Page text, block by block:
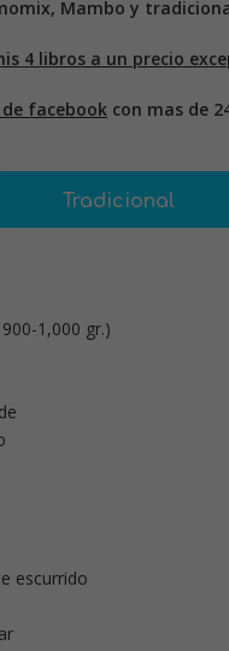
Mambo y
4 libros a un precio
facebook con mas de
Tradicional
1,000 gr.)
escurrido